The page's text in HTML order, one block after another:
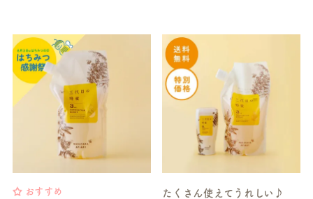
おすすめ たくさん使えてうれしい♪